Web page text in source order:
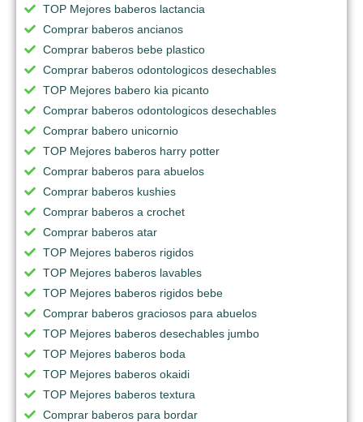
TOP Mejores baberos lactancia
Comprar baberos ancianos
Comprar baberos bebe plastico
Comprar baberos odontologicos desechables
TOP Mejores babero kia picanto
Comprar baberos odontologicos desechables
Comprar babero unicornio
TOP Mejores baberos harry potter
Comprar baberos para abuelos
Comprar baberos kushies
Comprar baberos a crochet
Comprar baberos atar
TOP Mejores baberos rigidos
TOP Mejores baberos lavables
TOP Mejores baberos rigidos bebe
Comprar baberos graciosos para abuelos
TOP Mejores baberos desechables jumbo
TOP Mejores baberos boda
TOP Mejores baberos okaidi
TOP Mejores baberos textura
Comprar baberos para bordar